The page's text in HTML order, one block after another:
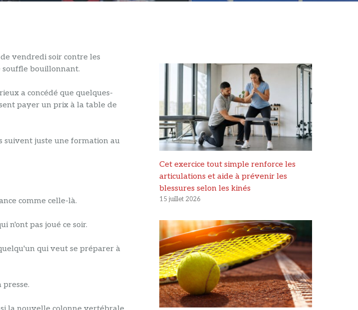
vendredi soir contre les
souffle bouillonnant.
a concédé que quelques-
payer un prix à la table de
suivent juste une formation au
comme celle-là.
n'ont pas joué ce soir.
qui veut se préparer à
Cet exercice tout simple renforce les
articulations et aide à prévenir les
blessures selon les kinés
15 juillet 2026